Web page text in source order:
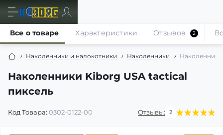
Наколенники и налокотники Наколенники
Наколенники Kiborg USA tactical
пиксель
Код Товара: 0302-0122-00 Отзывы: 2
Все о товаре Характеристики Отзывов 2